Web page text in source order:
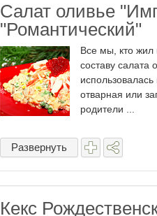
Салат оливье
"Романтический"
Все мы, кто жил
составу салата
отварная или
родители ...
Развернуть
Кекс